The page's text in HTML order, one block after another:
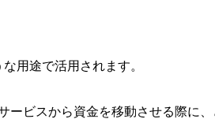
用途で活用されます。
ビスから資金を移動させる際に